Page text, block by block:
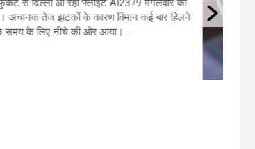
6/August 5, 2026/0 Comments
अमावस्‍या है। अमावस्‍या के दिन पितरों को जल अर्पित
गया है। इसे पितृ तर्पण कहा जाता है। माना जाता है कि